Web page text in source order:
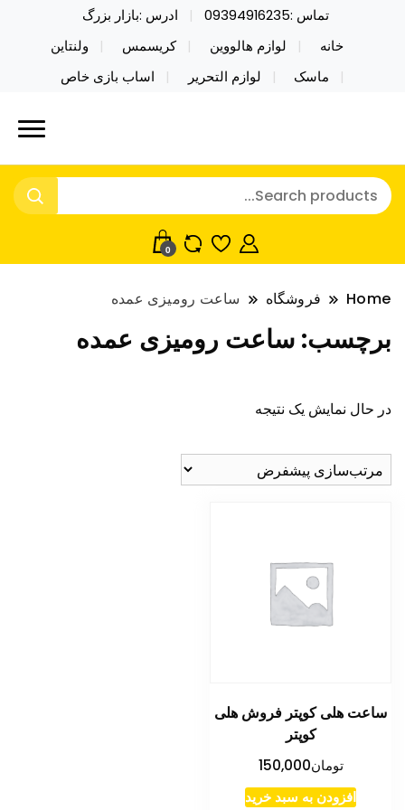
تماس :09394916235
ادرس :بازار بزرگ
خانه
لوازم هالووین کریسمس
ولنتاین
ماسک
لوازم التحریر اساب بازی خاص
نایکر توی فروش عمده لوازم هالووین
ولن تاین کادویی کریسمس اکسسوری
خرید محصولات خاص فیجت اسباب بازی تراول ماگ نایکر
توی فروش عمده لوازم هالووین ولن تاین کادویی
کریسمس اکسسوری ماسک در واردات مستقیم
0
Home فروشگاه ساعت رومیزی عمده
برچسب: ساعت رومیزی عمده
در حال نمایش یک نتیجه
ساعت هلی کوپتر فروش هلی
کوپتر
تومان150,000
افزودن به سبد خرید